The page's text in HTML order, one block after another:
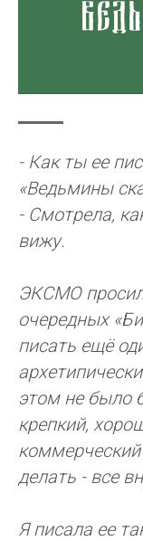
- Как ты ее
«Ведьмины
- Смотрела,
вижу.
ЭКСМО
очередных
писать ещё
этом не было
крепкий,
коммерческий
делать - все
Я писала ее